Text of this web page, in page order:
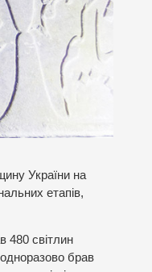
України на
етапів,
480 світлин
брав